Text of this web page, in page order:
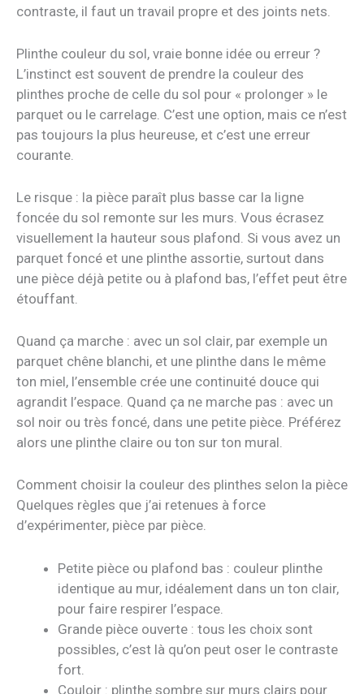
contraste, il faut un travail propre et des joints nets.
Plinthe couleur du sol, vraie bonne idée ou erreur ?
L’instinct est souvent de prendre la couleur des
plinthes proche de celle du sol pour « prolonger » le
parquet ou le carrelage. C’est une option, mais ce n’est
pas toujours la plus heureuse, et c’est une erreur
courante.
Le risque : la pièce paraît plus basse car la ligne
foncée du sol remonte sur les murs. Vous écrasez
visuellement la hauteur sous plafond. Si vous avez un
parquet foncé et une plinthe assortie, surtout dans
une pièce déjà petite ou à plafond bas, l’effet peut être
étouffant.
Quand ça marche : avec un sol clair, par exemple un
parquet chêne blanchi, et une plinthe dans le même
ton miel, l’ensemble crée une continuité douce qui
agrandit l’espace. Quand ça ne marche pas : avec un
sol noir ou très foncé, dans une petite pièce. Préférez
alors une plinthe claire ou ton sur ton mural.
Comment choisir la couleur des plinthes selon la pièce
Quelques règles que j’ai retenues à force
d’expérimenter, pièce par pièce.
Petite pièce ou plafond bas : couleur plinthe
identique au mur, idéalement dans un ton clair,
pour faire respirer l’espace.
Grande pièce ouverte : tous les choix sont
possibles, c’est là qu’on peut oser le contraste
fort.
Couloir : plinthe sombre sur murs clairs pour